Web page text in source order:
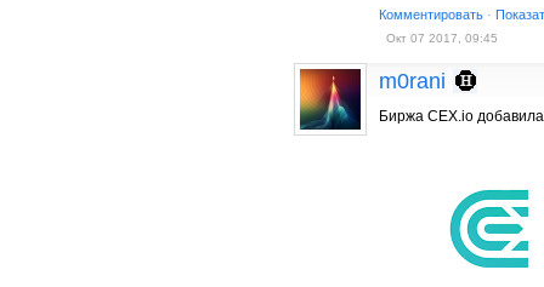
Комментировать ·
Окт 07 2017, 09:45
m0rani
Биржа CEX.io